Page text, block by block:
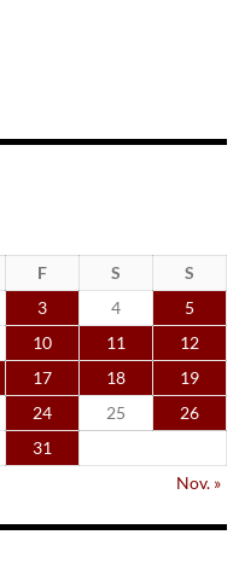
F S
S
3 4
5
10 11
12
17 18
19
24 25
26
31
Nov. »